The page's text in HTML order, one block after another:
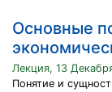
Основные
Лекция, 13
Понятие и